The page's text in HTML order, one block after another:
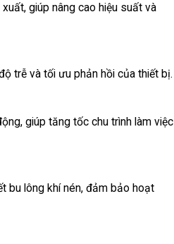
giúp nâng cao hiệu suất và
trễ và tối ưu phản hồi của thiết bị.
giúp tăng tốc chu trình làm việc
bu lông khí nén, đảm bảo hoạt